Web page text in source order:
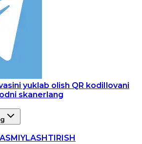
Ilovani
skanerlang